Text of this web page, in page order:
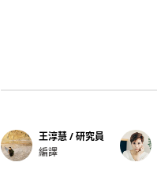
王淳慧 / 研究員
編譯